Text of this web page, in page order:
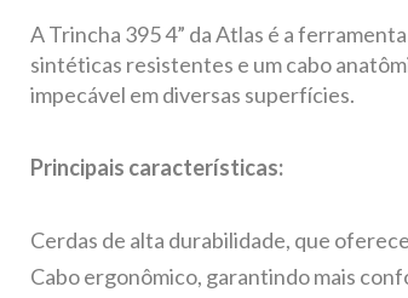
A Trincha 395 4” da Atlas é a
sintéticas resistentes e um cabo
impecável em diversas superfícies.
Principais características:
Cerdas de alta durabilidade, que
Cabo ergonômico, garantindo mais